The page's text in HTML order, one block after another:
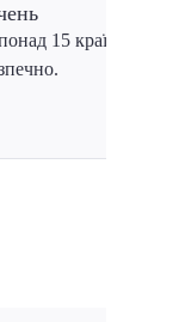
15 країн Європи